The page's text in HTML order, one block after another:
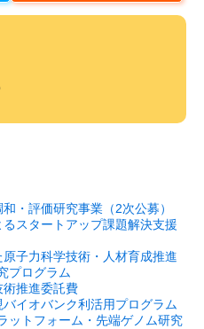
・評価研究事業（2次公募）
スタートアップ課題解決支援
子力科学技術・人材育成推進
プログラム
推進委託費
イオバンク利活用プログラム
ットフォーム・先端ゲノム研究